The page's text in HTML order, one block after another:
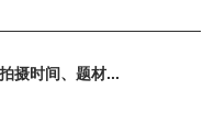
摄时间、题材...